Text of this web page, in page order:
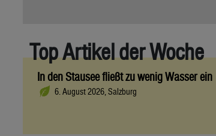
Top Artikel der Woche
In den Stausee fließt zu wenig Wasser ein
6. August 2026, Salzburg